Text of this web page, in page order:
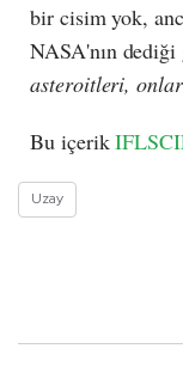
bir cisim yok,
NASA'nın
asteroitleri,
Bu içerik
Uzay